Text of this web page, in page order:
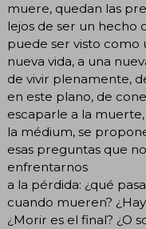
muere, quedan las
lejos de ser un hecho
puede ser visto como
nueva vida, a una
de vivir plenamente,
en este plano, de
escaparle a la
la médium, se
esas preguntas que
enfrentarnos
a la pérdida: ¿qué
cuando mueren?
¿Morir es el final? ¿O